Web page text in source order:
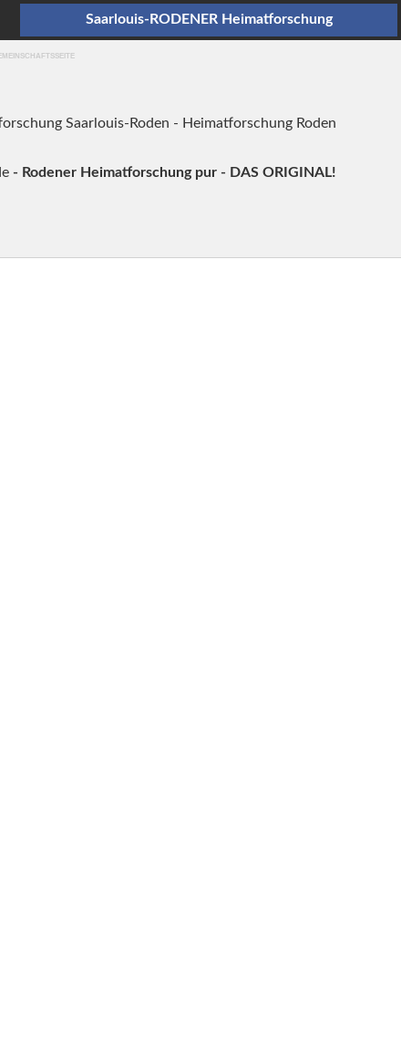
Saarlouis-RODENER Heimatforschung
Saarlouis-Roden - Heimatforschung Roden
- Rodener Heimatforschung pur - DAS ORIGINAL!